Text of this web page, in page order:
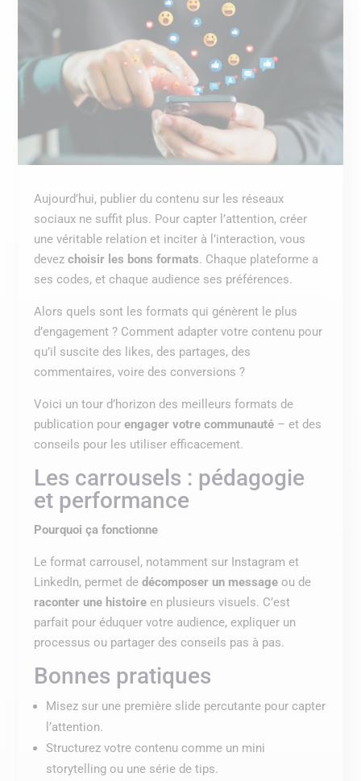
Aujourd’hui, publier du contenu sur les réseaux
sociaux ne suffit plus. Pour capter l’attention, créer
une véritable relation et inciter à l’interaction, vous
devezchoisir les bons formats. Chaque plateforme a
ses codes, et chaque audience ses préférences.
Alors quels sont les formats qui génèrent le plus
d’engagement ? Comment adapter votre contenu pour
qu’il suscite des likes, des partages, des
commentaires, voire des conversions ?
Voici un tour d’horizon des meilleurs formats de
publication pourengager votre communauté – et des
conseils pour les utiliser efficacement.
Les carrousels : pédagogie
et performance
Pourquoi ça fonctionne
Le format carrousel, notamment sur Instagram et
LinkedIn, permet dedécomposer un message ou de
raconter une histoire en plusieurs visuels. C’est
parfait pour éduquer votre audience, expliquer un
processus ou partager des conseils pas à pas.
Bonnes pratiques
Misez sur une première slide percutante pour capter
l’attention.
Structurez votre contenu comme un mini
storytelling ou une série de tips.